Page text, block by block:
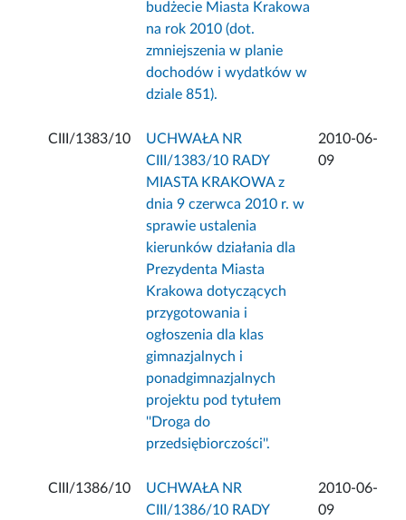
budżecie Miasta Krakowa
na rok 2010 (dot.
zmniejszenia w planie
dochodów i wydatków w
dziale 851).
CIII/1383/10
UCHWAŁA NR
CIII/1383/10 RADY
MIASTA KRAKOWA z
dnia 9 czerwca 2010 r. w
sprawie ustalenia
kierunków działania dla
Prezydenta Miasta
Krakowa dotyczących
przygotowania i
ogłoszenia dla klas
gimnazjalnych i
ponadgimnazjalnych
projektu pod tytułem
''Droga do
przedsiębiorczości''.
2010-06-
09
CIII/1386/10
UCHWAŁA NR
CIII/1386/10 RADY
2010-06-
09